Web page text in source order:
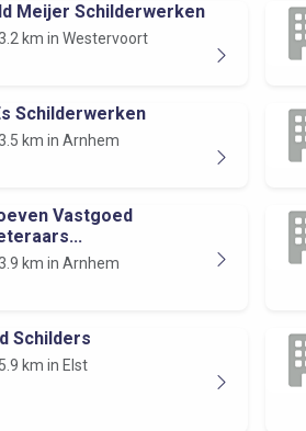
Meijer Schilderwerken
km in Westervoort
Schilderwerken
km in Arnhem
Vastgoed
km in Arnhem
Schilders
km in Elst